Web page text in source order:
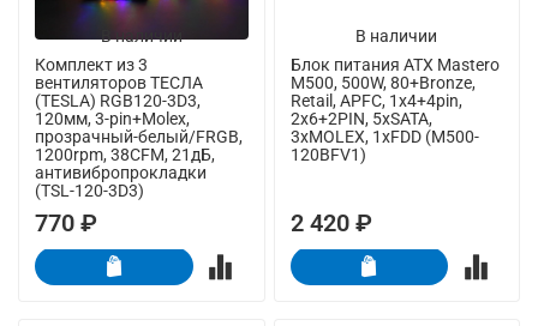
В наличии
Комплект из 3
вентиляторов ТЕСЛА
(TESLA) RGB120-3D3,
120мм, 3-pin+Molex,
прозрачный-белый/FRGB,
1200rpm, 38CFM, 21дБ,
антивибропрокладки
(TSL-120-3D3)
770 ₽
В наличии
Блок питания ATX Mastero
M500, 500W, 80+Bronze,
Retail, APFC, 1x4+4pin,
2x6+2PIN, 5xSATA,
3xMOLEX, 1xFDD (M500-
120BFV1)
2 420 ₽